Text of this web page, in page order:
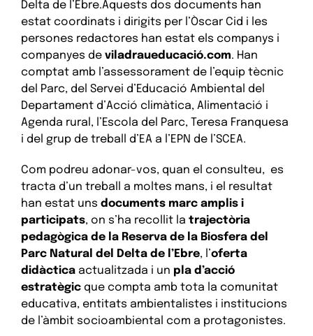
Delta de l’Ebre.Aquests dos documents han
estat coordinats i dirigits per l’Òscar Cid i les
persones redactores han estat els companys i
companyes de viladraueducació.com. Han
comptat amb l’assessorament de l’equip tècnic
del Parc, del Servei d’Educació Ambiental del
Departament d’Acció climàtica, Alimentació i
Agenda rural, l’Escola del Parc, Teresa Franquesa
i del grup de treball d’EA a l’EPN de l’SCEA.
Com podreu adonar-vos, quan el consulteu, es
tracta d’un treball a moltes mans, i el resultat
han estat uns documents marc amplis i
participats, on s’ha recollit la trajectòria
pedagògica de la Reserva de la Biosfera del
Parc Natural del Delta de l’Ebre, l’oferta
didàcticaactualitzada i un pla d’acció
estratègicque compta amb tota la comunitat
educativa, entitats ambientalistes i institucions
de l’àmbit socioambiental com a protagonistes.